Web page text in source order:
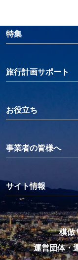
特集
旅行計画サポート
お役立ち
事業者の皆様へ
サイト情報
模倣
運営団体・